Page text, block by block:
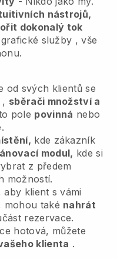
nástrojů,
dokonalý tok
služby , vše
od svých klientů se
, sběrači množství a
pole povinná nebo
kde zákazník
modul, kde si
z předem
možností.
klient s vámi
mohou také nahrát
rezervace.
hotová, můžete
klienta .